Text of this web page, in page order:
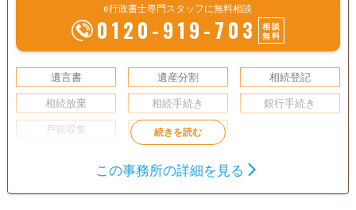
e行政書士専門スタッフに無料相談
0120-919-703
相談
無料
遺言書 遺産分割
相続登記
相続放棄
相続手続き
銀行手続き
戸籍収集
相続人調査
この事務所の詳細を見る